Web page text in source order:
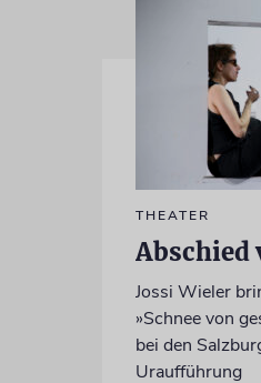
THEATER
Abschied
Jossi Wieler
»Schnee von
bei den
Uraufführung